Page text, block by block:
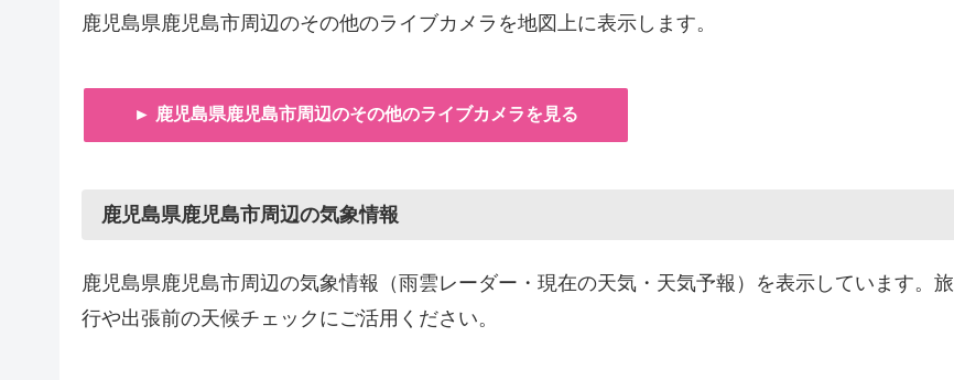
鹿児島県鹿児島市周辺のその他のライブカメラを地図上に表示します。
► 鹿児島県鹿児島市周辺のその他のライブカメラを見る
鹿児島県鹿児島市周辺の気象情報
鹿児島県鹿児島市周辺の気象情報（雨雲レーダー・現在の天気・天気予報）を表示しています。旅
行や出張前の天候チェックにご活用ください。